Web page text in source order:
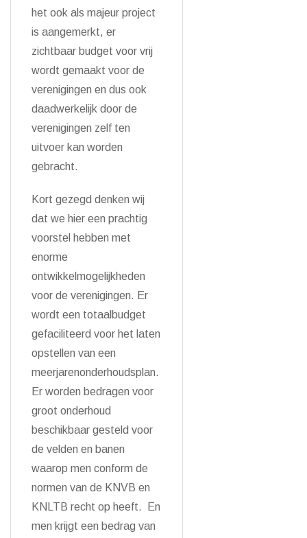
het ook als majeur project
is aangemerkt, er
zichtbaar budget voor vrij
wordt gemaakt voor de
verenigingen en dus ook
daadwerkelijk door de
verenigingen zelf ten
uitvoer kan worden
gebracht.
Kort gezegd denken wij
dat we hier een prachtig
voorstel hebben met
enorme
ontwikkelmogelijkheden
voor de verenigingen. Er
wordt een totaalbudget
gefaciliteerd voor het laten
opstellen van een
meerjarenonderhoudsplan.
Er worden bedragen voor
groot onderhoud
beschikbaar gesteld voor
de velden en banen
waarop men conform de
normen van de KNVB en
KNLTB recht op heeft. En
men krijgt een bedrag van